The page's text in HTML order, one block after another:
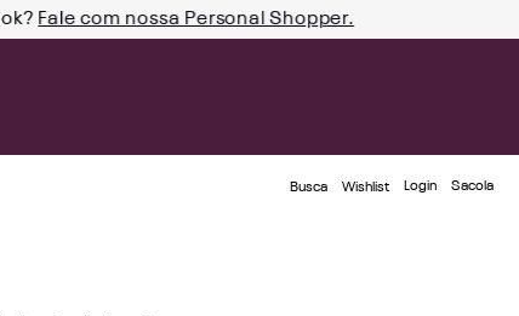
Fale com nossa Personal Shopper.
Busca Wishlist Login